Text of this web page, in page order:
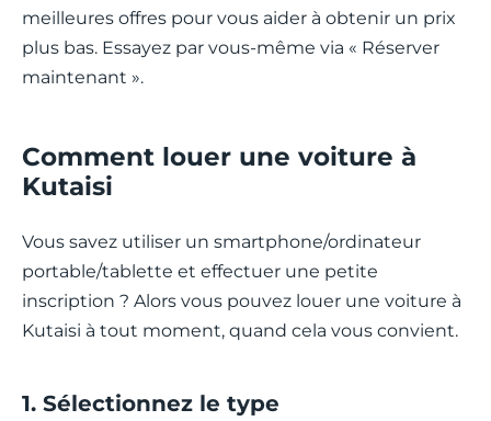
meilleures offres pour vous aider à obtenir un prix
plus bas. Essayez par vous-même via « Réserver
maintenant ».
Comment louer une voiture à
Kutaisi
Vous savez utiliser un smartphone/ordinateur
portable/tablette et effectuer une petite
inscription ? Alors vous pouvez louer une voiture à
Kutaisi à tout moment, quand cela vous convient.
1. Sélectionnez le type